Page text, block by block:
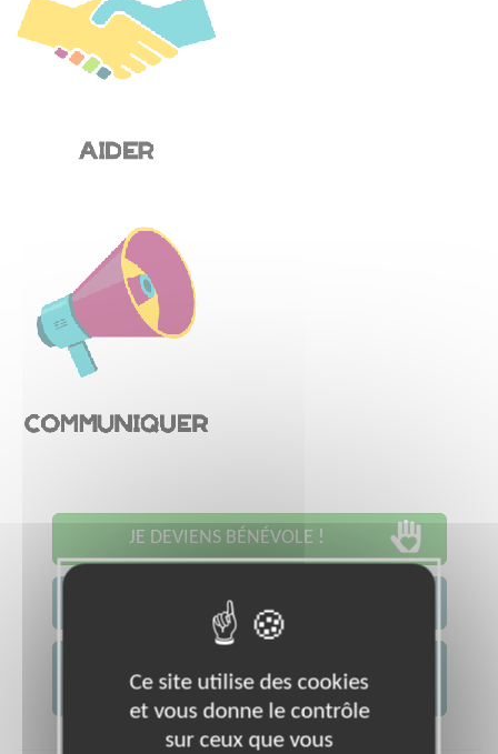
JE DEVIENS BÉNÉVOLE !
JE CONTACTE L'ASSOCIATION
AFM -...
Ce site utilise des cookies
et vous donne le contrôle
sur ceux que vous